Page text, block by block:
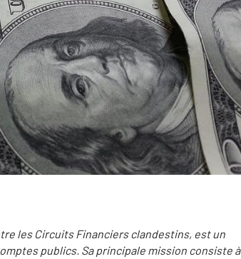
les Circuits Financiers clandestins, est un
publics. Sa principale mission consiste à